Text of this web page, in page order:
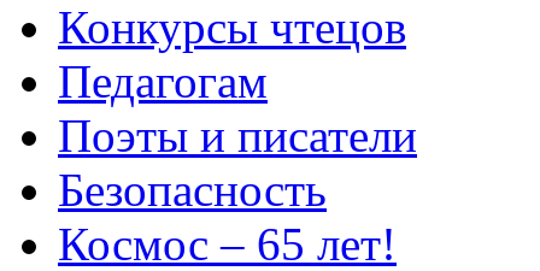
Конкурсы чтецов
Педагогам
Поэты и писатели
Безопасность
Космос – 65 лет!